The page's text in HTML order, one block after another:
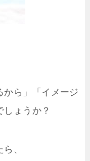
から」「イメージ
ょうか？
、